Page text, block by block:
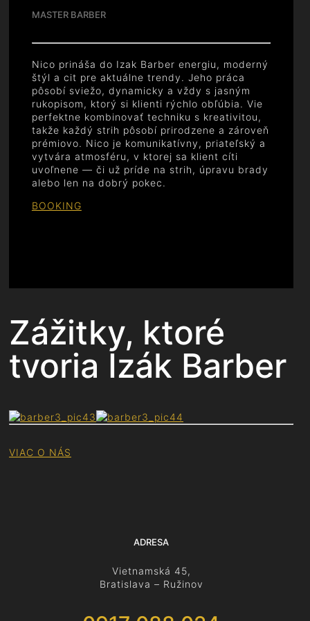
MASTER BARBER
Nico prináša do Izak Barber energiu, moderný
štýl a cit pre aktuálne trendy. Jeho práca
pôsobí sviežo, dynamicky a vždy s jasným
rukopisom, ktorý si klienti rýchlo obľúbia. Vie
perfektne kombinovať techniku s kreativitou,
takže každý strih pôsobí prirodzene a zároveň
prémiovo. Nico je komunikatívny, priateľský a
vytvára atmosféru, v ktorej sa klient cíti
uvoľnene — či už príde na strih, úpravu brady
alebo len na dobrý pokec.
BOOKING
Zážitky, ktoré
tvoria Izák Barber
VIAC O NÁS
ADRESA
Vietnamská 45,
Bratislava – Ružinov